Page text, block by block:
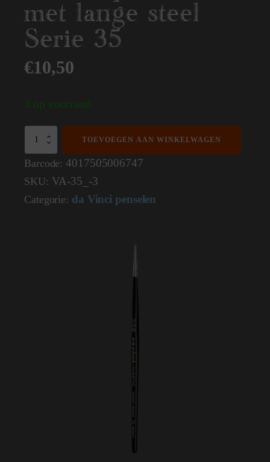
met lange steel
Serie 35
€10,50
3 op voorraad
Maestro
Nr
voor
TOEVOEGEN AAN WINKELWAGEN
Barcode:4017505006747
SKU: VA-35_-3
Categorie: da Vinci penselen